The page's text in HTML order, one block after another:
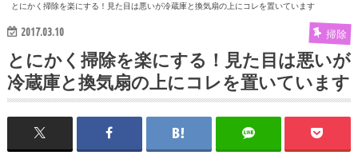
とにかく掃除を楽にする！見た目は悪いが冷蔵庫と換気扇の上にコレを置いています
2017.03.10 掃除
とにかく掃除を楽にする！見た目は悪いが
冷蔵庫と換気扇の上にコレを置いています